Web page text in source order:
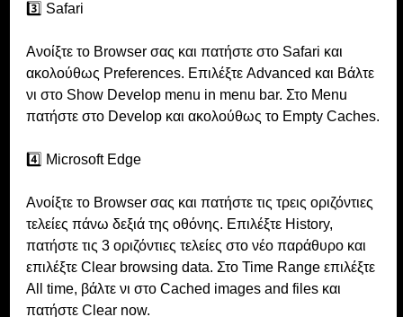
3️⃣ Safari
Ανοίξτε το Browser σας και πατήστε στο Safari και
ακολούθως Preferences. Επιλέξτε Advanced και Βάλτε
νι στο Show Develop menu in menu bar. Στο Menu
πατήστε στο Develop και ακολούθως το Empty Caches.
4️⃣ Microsoft Edge
Ανοίξτε το Browser σας και πατήστε τις τρεις οριζόντιες
τελείες πάνω δεξιά της οθόνης. Επιλέξτε History,
πατήστε τις 3 οριζόντιες τελείες στο νέο παράθυρο και
επιλέξτε Clear browsing data. Στο Time Range επιλέξτε
All time, βάλτε νι στο Cached images and files και
πατήστε Clear now.